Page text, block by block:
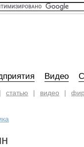
Видео
| статью | видео |